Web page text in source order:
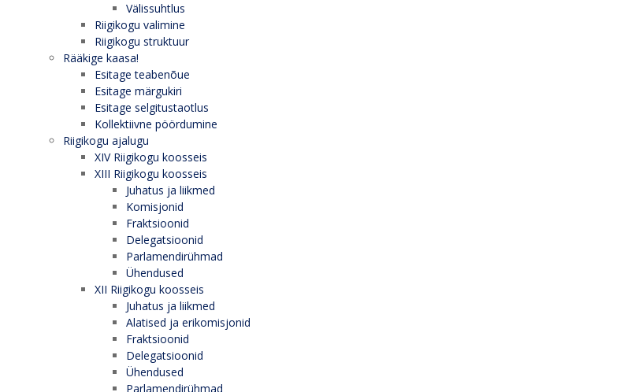
Välissuhtlus
Riigikogu valimine
Riigikogu struktuur
Rääkige kaasa!
Esitage teabenõue
Esitage märgukiri
Esitage selgitustaotlus
Kollektiivne pöördumine
Riigikogu ajalugu
XIV Riigikogu koosseis
XIII Riigikogu koosseis
Juhatus ja liikmed
Komisjonid
Fraktsioonid
Delegatsioonid
Parlamendirühmad
Ühendused
XII Riigikogu koosseis
Juhatus ja liikmed
Alatised ja erikomisjonid
Fraktsioonid
Delegatsioonid
Ühendused
Parlamendirühmad